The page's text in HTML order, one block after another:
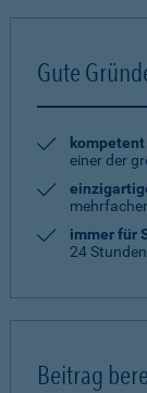
Gute
einer der
immer für
24
Beitrag